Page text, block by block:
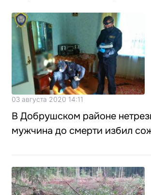
03 августа 2020 14:11
В Добрушском районе
мужчина до смерти избил